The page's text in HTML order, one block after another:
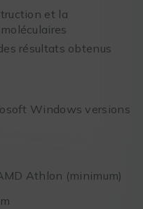
et la
résultats obtenus
Windows versions
Athlon (minimum)